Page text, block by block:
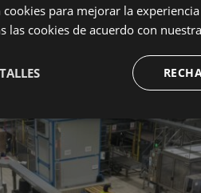
cookies para mejorar la
las cookies de acuerdo con